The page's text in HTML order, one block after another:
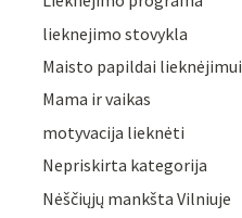
lieknejimo stovykla
Maisto papildai lieknėjimui
Mama ir vaikas
motyvacija lieknėti
Nepriskirta kategorija
Nėščiųjų mankšta Vilniuje